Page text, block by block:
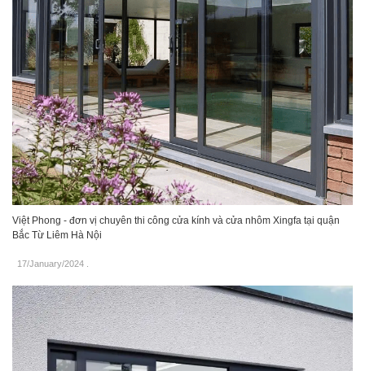
Việt Phong - đơn vị chuyên thi công cửa kính và cửa nhôm Xingfa tại quận
Bắc Từ Liêm Hà Nội
17/January/2024